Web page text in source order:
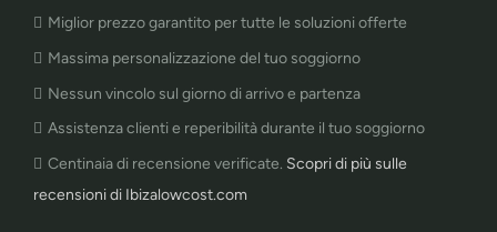
Miglior prezzo garantito per tutte le soluzioni offerte
Massima personalizzazione del tuo soggiorno
Nessun vincolo sul giorno di arrivo e partenza
Assistenza clienti e reperibilità durante il tuo soggiorno
Centinaia di recensione verificate. Scopri di più sulle
recensioni di Ibizalowcost.com